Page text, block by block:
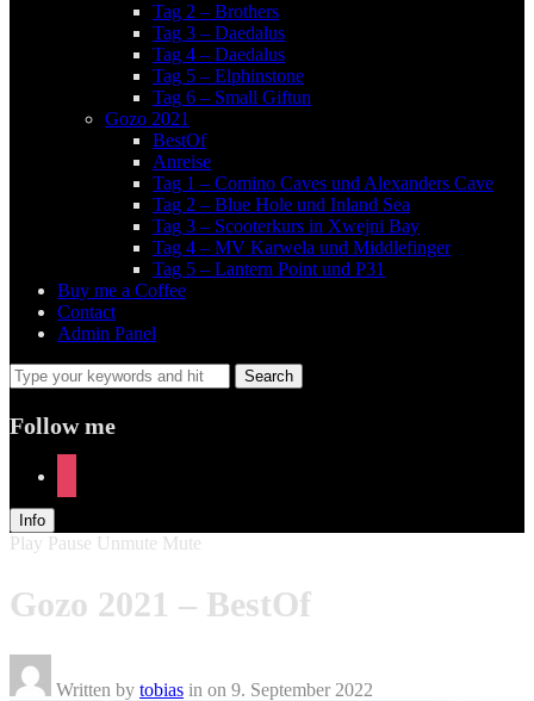
Tag 2 – Brothers
Tag 3 – Daedalus
Tag 4 – Daedalus
Tag 5 – Elphinstone
Tag 6 – Small Giftun
Gozo 2021
BestOf
Anreise
Tag 1 – Comino Caves und Alexanders Cave
Tag 2 – Blue Hole und Inland Sea
Tag 3 – Scooterkurs in Xwejni Bay
Tag 4 – MV Karwela und Middlefinger
Tag 5 – Lantern Point und P31
Buy me a Coffee
Contact
Admin Panel
Follow me
Info
Play Pause Unmute Mute
Gozo 2021 – BestOf
Written by tobias in on 9. September 2022